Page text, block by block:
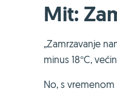
Mit:
„Zamrzavanje
minus 18°C,
No, s